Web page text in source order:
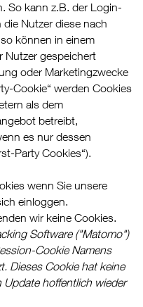
So kann z.B. der Login-
Nutzer diese nach
können in einem
Nutzer gespeichert
oder Marketingzwecke
Cookie“ werden Cookies
als dem
betreibt,
es nur dessen
Party Cookies“).
wenn Sie unsere
einloggen.
wir keine Cookies.
Software ("Matomo")
Cookie Namens
Dieses Cookie hat keine
hoffentlich wieder